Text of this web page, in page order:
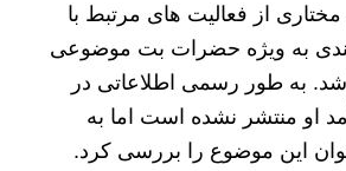
مختاری از فعالیت های مرتبط با
به ویژه حضرات بت موضوعی
به طور رسمی اطلاعاتی در
او منتشر نشده است اما به
این موضوع را بررسی کرد.